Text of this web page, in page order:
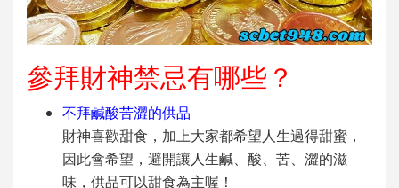
參拜財神禁忌有哪些？
不拜鹹酸苦澀的供品
財神喜歡甜食，加上大家都希望人生過得甜蜜，
因此會希望，避開讓人生鹹、酸、苦、澀的滋
味，供品可以甜食為主喔！